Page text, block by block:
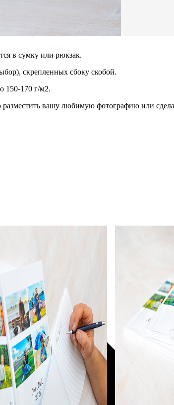
в сумку или рюкзак.
скрепленных сбоку скобой.
150-170 г/м2.
вашу любимую фотографию или